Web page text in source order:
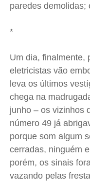
paredes demolidas;
*
Um dia, finalmente,
eletricistas vão
leva os últimos
chega na
junho – os vizinhos
número 49 já
porque som algum
cerradas, ninguém
porém, os sinais
vazando pelas